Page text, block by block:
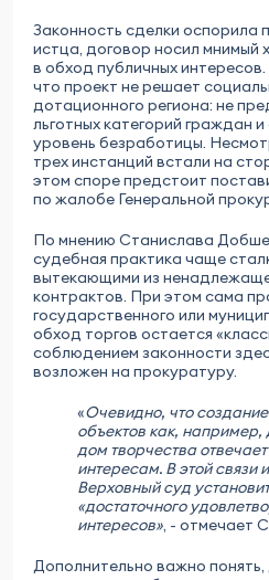
Законность сделки оспорила
истца, договор носил мнимый
в обход публичных
что проект не решает
дотационного региона: не
льготных категорий граждан
уровень безработицы.
трех инстанций встали на
этом споре предстоит
по жалобе Генеральной
По мнению Станислава
судебная практика чаще
вытекающими из
контрактов. При этом сама
государственного или
обход торгов остается
соблюдением законности
возложен на прокуратуру.
«Очевидно, что
объектов как, например,
дом творчества
интересам. В этой связи
Верховный суд
«достаточного
интересов», - отмечает
Дополнительно важно